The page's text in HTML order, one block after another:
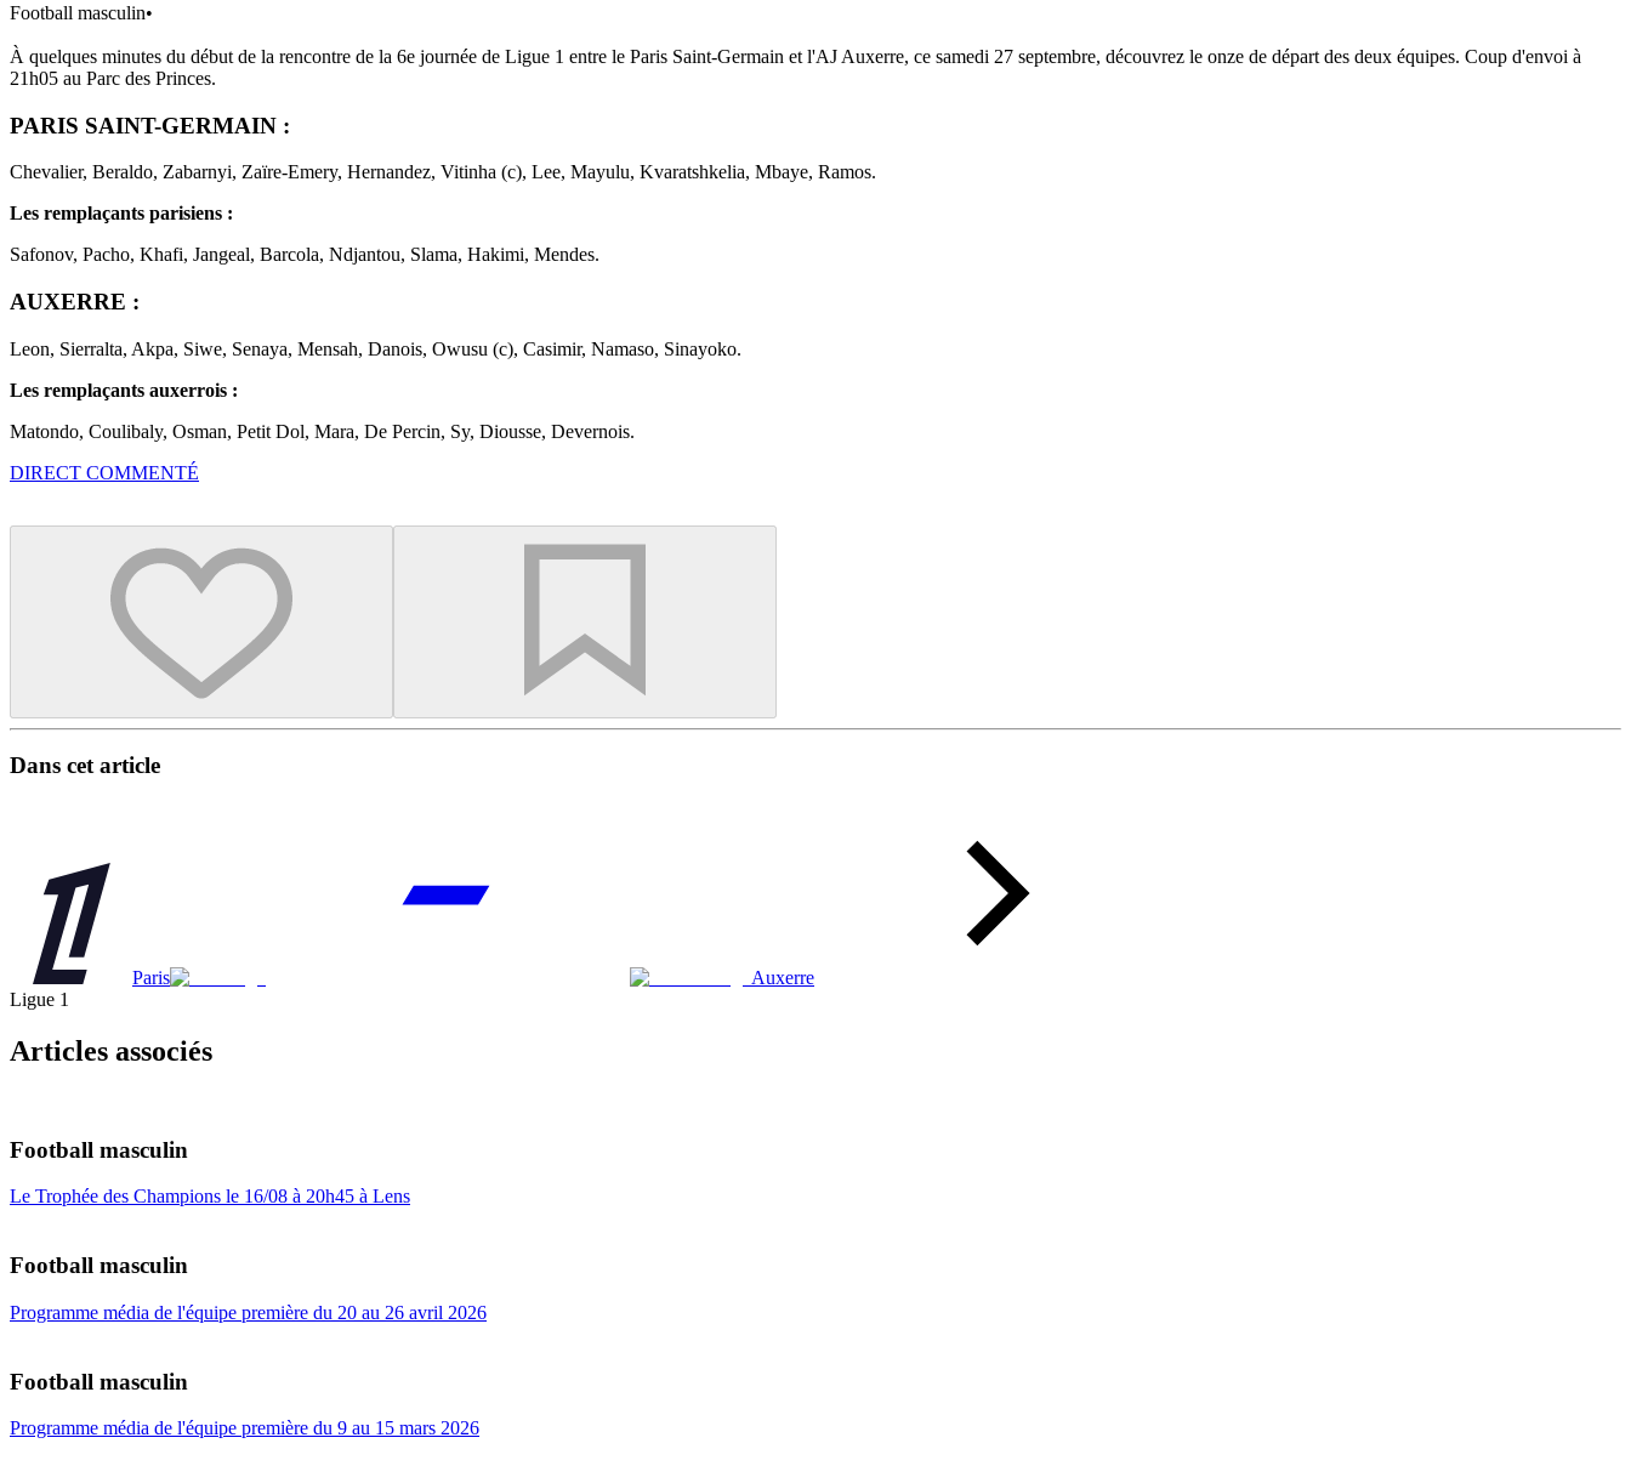
Football masculin•
À quelques minutes du début de la rencontre de la 6e journée de Ligue 1 entre le Paris Saint-Germain et l'AJ Auxerre, ce samedi 27 septembre, découvrez le onze de départ des deux équipes. Coup d'envoi à
21h05 au Parc des Princes.
PARIS SAINT-GERMAIN :
Chevalier, Beraldo, Zabarnyi, Zaïre-Emery, Hernandez, Vitinha (c), Lee, Mayulu, Kvaratshkelia, Mbaye, Ramos.
Les remplaçants parisiens :
Safonov, Pacho, Khafi, Jangeal, Barcola, Ndjantou, Slama, Hakimi, Mendes.
AUXERRE :
Leon, Sierralta, Akpa, Siwe, Senaya, Mensah, Danois, Owusu (c), Casimir, Namaso, Sinayoko.
Les remplaçants auxerrois :
Matondo, Coulibaly, Osman, Petit Dol, Mara, De Percin, Sy, Diousse, Devernois.
DIRECT COMMENTÉ
Dans cet article
Paris
Auxerre
Ligue 1
Articles associés
Football masculin
Le Trophée des Champions le 16/08 à 20h45 à Lens
Football masculin
Programme média de l'équipe première du 20 au 26 avril 2026
Football masculin
Programme média de l'équipe première du 9 au 15 mars 2026